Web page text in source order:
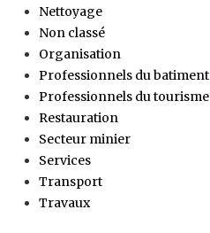
Nettoyage
Non classé
Organisation
Professionnels du batiment
Professionnels du tourisme
Restauration
Secteur minier
Services
Transport
Travaux